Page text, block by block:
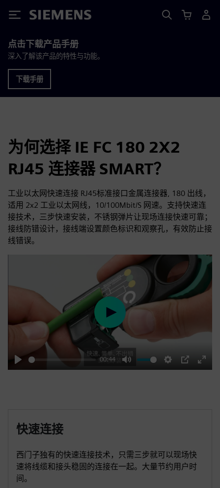
Siemens
点击下载产品手册
深入了解该产品的特性与功能。
下载手册
为何选择 IE FC 180 2X2
RJ45 连接器 SMART？
工业以太网快速连接 RJ45标准接口金属连接器, 180 出线，
适用 2x2 工业以太网线，10/100Mbit/S 网速。支持快速连
接技术，三步快速安装，不锈钢弹片让现场连接快速可靠；
接线防错设计，接线端设置颜色标识和观察孔，有效防止接
线错误。
Play
00:44
Mute Settings
PIP
Enter
Play
快速连接
西门子独有的快速连接技术，只需三步就可以现场快
速将线缆和接头稳固的连接在一起。大量节约用户时
间。